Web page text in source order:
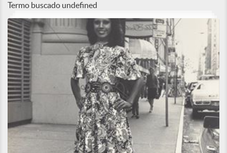
Termo buscado undefined